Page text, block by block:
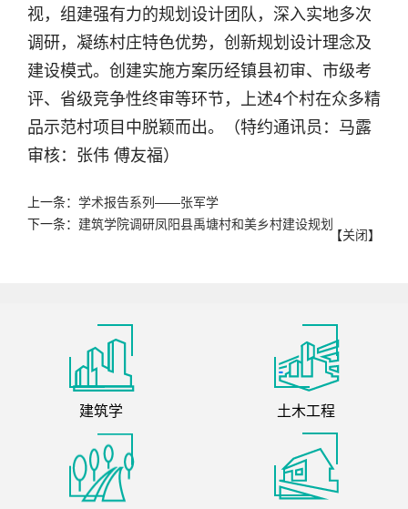
视，组建强有力的规划设计团队，深入实地多次
调研，凝练村庄特色优势，创新规划设计理念及
建设模式。创建实施方案历经镇县初审、市级考
评、省级竞争性终审等环节，上述4个村在众多精
品示范村项目中脱颖而出。（特约通讯员：马露
审核：张伟 傅友福）
上一条： 学术报告系列——张军学
下一条： 建筑学院调研凤阳县禹塘村和美乡村建设规划
【关闭】
建筑学 土木工程